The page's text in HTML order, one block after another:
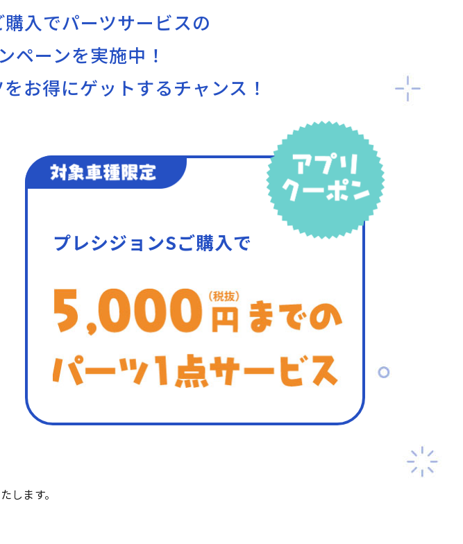
入でパーツサービスの
ペーンを実施中！
お得にゲットするチャンス！
プレシジョンSご購入で
します。